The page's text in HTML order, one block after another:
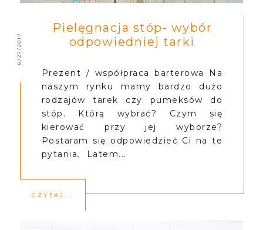
8/27/2017
Pielęgnacja stóp- wybór
odpowiedniej tarki
Prezent / współpraca barterowa Na
naszym rynku mamy bardzo dużo
rodzajów tarek czy pumeksów do
stóp. Którą wybrać? Czym się
kierować przy jej wyborze?
Postaram się odpowiedzieć Ci na te
pytania. Latem...
CZYTAJ...